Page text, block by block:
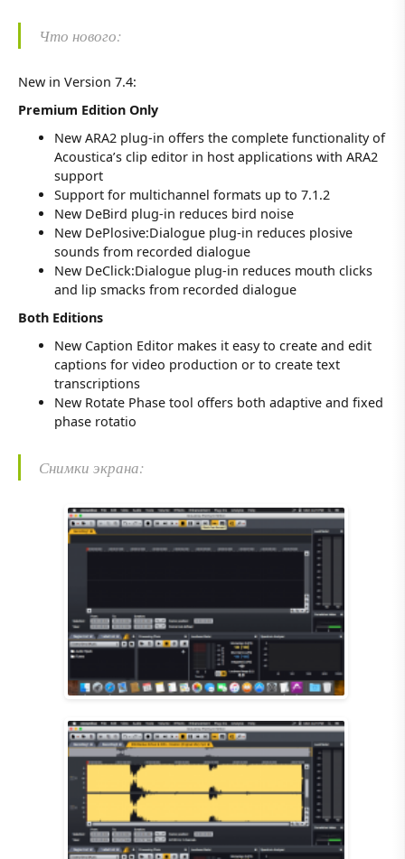
Что нового:
New in Version 7.4:
Premium Edition Only
New ARA2 plug-in offers the complete functionality of
Acoustica’s clip editor in host applications with ARA2
support
Support for multichannel formats up to 7.1.2
New DeBird plug-in reduces bird noise
New DePlosive:Dialogue plug-in reduces plosive
sounds from recorded dialogue
New DeClick:Dialogue plug-in reduces mouth clicks
and lip smacks from recorded dialogue
Both Editions
New Caption Editor makes it easy to create and edit
captions for video production or to create text
transcriptions
New Rotate Phase tool offers both adaptive and fixed
phase rotatio
Снимки экрана: